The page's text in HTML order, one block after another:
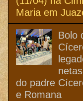
Maria em
Bolo
do padre
e Romana